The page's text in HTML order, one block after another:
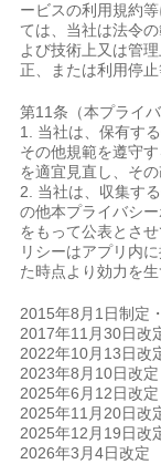
ービスの利用規約
ては、当社は法令
よび技術上又は管
正、または利用停
第11条（本プライ
1. 当社は、保有す
その他規範を遵守
を適宜見直し、その
2. 当社は、収集す
の他本プライバシ
をもって公表とさ
リシーはアプリ内
た時点より効力を生
2015年8月1日制定
2017年11月30日改
2022年10月13日改
2023年8月10日改定
2025年6月12日改定
2025年11月20日改
2025年12月19日改
2026年3月4日改定